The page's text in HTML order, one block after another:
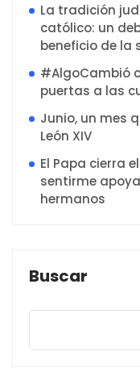
La tradición
católico: un
beneficio de la
#AlgoCambió
puertas a las
Junio, un mes
León XIV
El Papa cierra
sentirme
hermanos
Buscar